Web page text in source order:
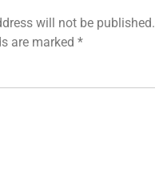
will not be published.
are marked *